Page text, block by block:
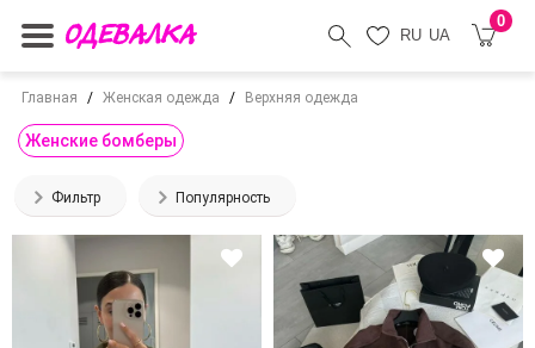
RU UA
0
Главная Женская одежда Верхняя одежда
Женские бомберы
Фильтр Популярность